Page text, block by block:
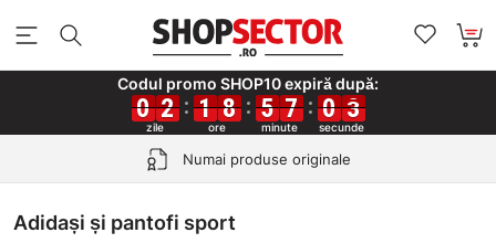
Codul promo SHOP10 expiră după:
0
0
0
0 2
2
2
2 1
1
1
1 8
8
8
8 5
5
5
5 7
7
7
7 0
0
0
0 1
2
1
2
Retur gratuit în 30 de zile
Adidași și pantofi sport